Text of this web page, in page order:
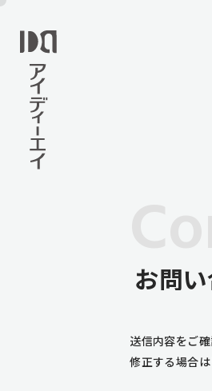
お問
送信内容をご確
修正する場合は